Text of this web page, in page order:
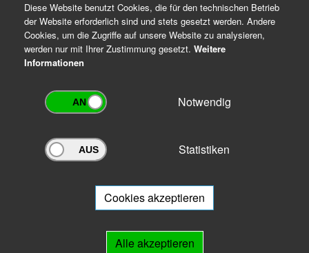
Archivportal Thüringen
Ihnen beratend zur Seite.
Diese Website benutzt Cookies, die für den technischen Betrieb
der Website erforderlich sind und stets gesetzt werden. Andere
Cookies, um die Zugriffe auf unsere Website zu analysieren,
werden nur mit Ihrer Zustimmung gesetzt. Weitere
Informationen
Notwendig
Statistiken
Cookies akzeptieren
Alle akzeptieren